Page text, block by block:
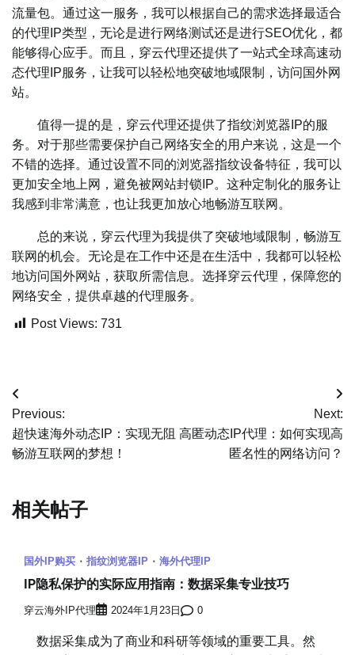
流量包。通过这一服务，我可以根据自己的需求选择最适合
的代理IP类型，无论是进行网络测试还是进行SEO优化，都
能够得心应手。而且，穿云代理还提供了一站式全球高速动
态代理IP服务，让我可以轻松地突破地域限制，访问国外网
站。
值得一提的是，穿云代理还提供了指纹浏览器IP的服
务。对于那些需要保护自己网络安全的用户来说，这是一个
不错的选择。通过设置不同的浏览器指纹设备特征，我可以
更加安全地上网，避免被网站封锁IP。这种定制化的服务让
我感到非常满意，也让我更加放心地畅游互联网。
总的来说，穿云代理为我提供了突破地域限制，畅游互
联网的机会。无论是在工作中还是在生活中，我都可以轻松
地访问国外网站，获取所需信息。选择穿云代理，保障您的
网络安全，提供卓越的代理服务。
Post Views: 731
文
章
导
Previous:
超快速海外动态IP：实现无阻
畅游互联网的梦想！
Next:
高匿动态IP代理：如何实现高
匿名性的网络访问？
相关帖子
国外IP购买 指纹浏览器IP 海外代理IP
IP隐私保护的实际应用指南：数据采集专业技巧
穿云海外IP代理 2024年1月23日 0
数据采集成为了商业和科研等领域的重要工具。然